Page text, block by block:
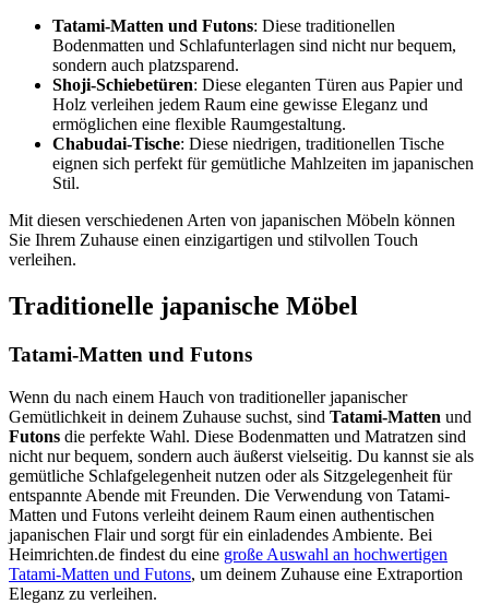
Tatami-Matten und Futons: Diese traditionellen
Bodenmatten und Schlafunterlagen sind nicht nur bequem,
sondern auch platzsparend.
Shoji-Schiebetüren: Diese eleganten Türen aus Papier und
Holz verleihen jedem Raum eine gewisse Eleganz und
ermöglichen eine flexible Raumgestaltung.
Chabudai-Tische: Diese niedrigen, traditionellen Tische
eignen sich perfekt für gemütliche Mahlzeiten im japanischen
Stil.
Mit diesen verschiedenen Arten von japanischen Möbeln können
Sie Ihrem Zuhause einen einzigartigen und stilvollen Touch
verleihen.
Traditionelle japanische Möbel
Tatami-Matten und Futons
Wenn du nach einem Hauch von traditioneller japanischer
Gemütlichkeit in deinem Zuhause suchst, sind Tatami-Matten und
Futons die perfekte Wahl. Diese Bodenmatten und Matratzen sind
nicht nur bequem, sondern auch äußerst vielseitig. Du kannst sie als
gemütliche Schlafgelegenheit nutzen oder als Sitzgelegenheit für
entspannte Abende mit Freunden. Die Verwendung von Tatami-
Matten und Futons verleiht deinem Raum einen authentischen
japanischen Flair und sorgt für ein einladendes Ambiente. Bei
Heimrichten.de findest du eine große Auswahl an hochwertigen
Tatami-Matten und Futons, um deinem Zuhause eine Extraportion
Eleganz zu verleihen.